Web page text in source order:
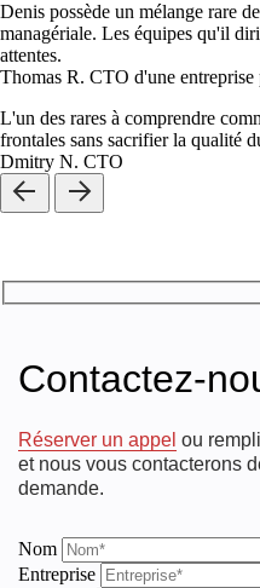
Denis possède un mélange rare
managériale. Les équipes qu'il
attentes.
Thomas R. CTO d'une entreprise
L'un des rares à comprendre
frontales sans sacrifier la qualité
Dmitry N. CTO
Contactez-
Réserver un appel ou
et nous vous contacterons
demande.
Nom
Entreprise